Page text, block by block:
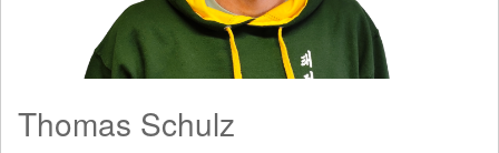
Thomas Schulz